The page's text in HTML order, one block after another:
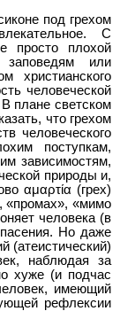
под грехом
С
просто плохой
заповедям или
христианского
человеческой
плане светском
что грехом
человеческого
поступкам,
зависимостям,
природы и,
αμαρτία (грех)
«промах», «мимо
человека (в
Но даже
(атеистический)
наблюдая за
хуже (и подчас
имеющий
рефлексии